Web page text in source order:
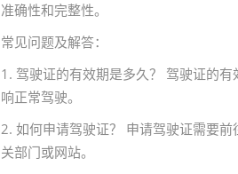
准确性和完整性。
常见问题及解答：
1. 驾驶证的有效期是多久？ 驾驶证的
响正常驾驶。
2. 如何申请驾驶证？ 申请驾驶证需要
关部门或网站。